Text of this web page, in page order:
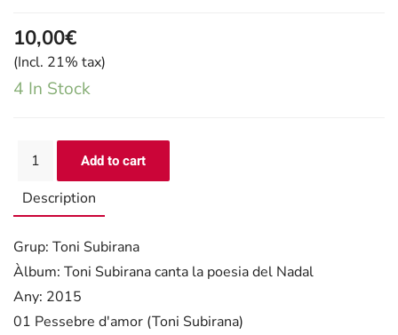
10,00€
(Incl. 21% tax)
4 In Stock
Description
Grup: Toni Subirana
Àlbum: Toni Subirana canta la poesia del Nadal
Any: 2015
01 Pessebre d'amor (Toni Subirana)